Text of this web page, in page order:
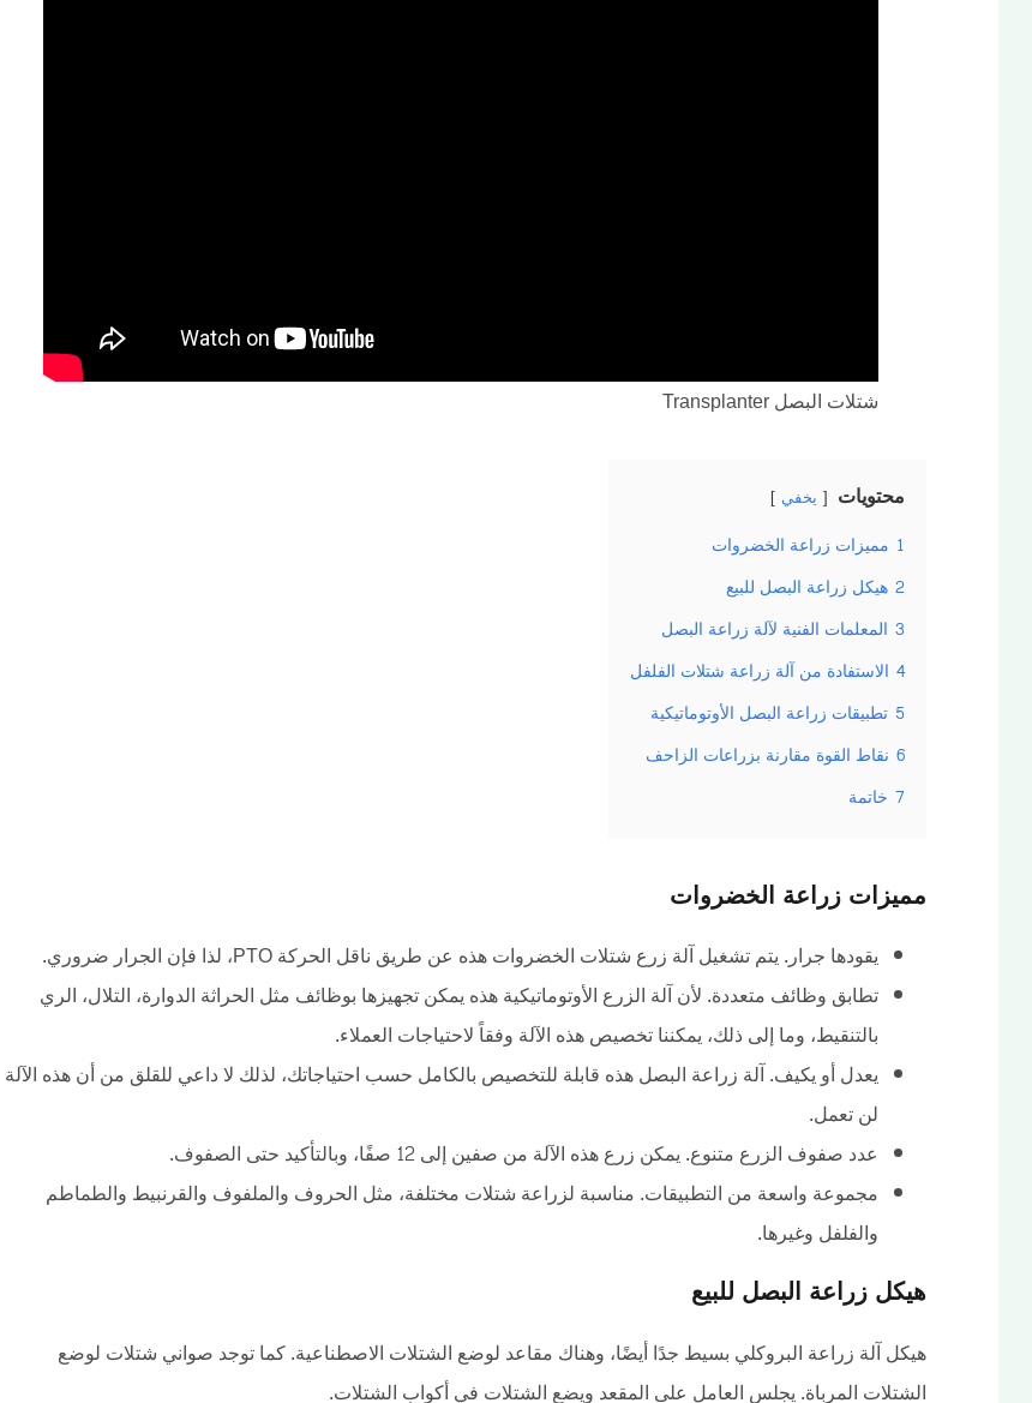
شتلات البصل Transplanter
محتويات يخفي
1 مميزات زراعة الخضروات
2 هيكل زراعة البصل للبيع
3 المعلمات الفنية لآلة زراعة البصل
4 الاستفادة من آلة زراعة شتلات الفلفل
5 تطبيقات زراعة البصل الأوتوماتيكية
6 نقاط القوة مقارنة بزراعات الزاحف
7 خاتمة
مميزات زراعة الخضروات
يقودها جرار. يتم تشغيل آلة زرع شتلات الخضروات هذه عن طريق ناقل الحركة PTO، لذا فإن الجرار ضروري.
تطابق وظائف متعددة. لأن آلة الزرع الأوتوماتيكية هذه يمكن تجهيزها بوظائف مثل الحراثة الدوارة، التلال، الري
بالتنقيط، وما إلى ذلك، يمكننا تخصيص هذه الآلة وفقاً لاحتياجات العملاء.
يعدل أو يكيف. آلة زراعة البصل هذه قابلة للتخصيص بالكامل حسب احتياجاتك، لذلك لا داعي للقلق من أن هذه الآلة
لن تعمل.
عدد صفوف الزرع متنوع. يمكن زرع هذه الآلة من صفين إلى 12 صفًا، وبالتأكيد حتى الصفوف.
مجموعة واسعة من التطبيقات. مناسبة لزراعة شتلات مختلفة، مثل الحروف والملفوف والقرنبيط والطماطم
والفلفل وغيرها.
هيكل زراعة البصل للبيع
هيكل آلة زراعة البروكلي بسيط جدًا أيضًا، وهناك مقاعد لوضع الشتلات الاصطناعية. كما توجد صواني شتلات لوضع
الشتلات المرباة. يجلس العامل على المقعد ويضع الشتلات في أكواب الشتلات.